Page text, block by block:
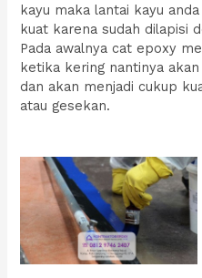
kayu maka lantai kayu
kuat karena sudah dilapisi
Pada awalnya cat epoxy
ketika kering nantinya
dan akan menjadi cukup
atau gesekan.